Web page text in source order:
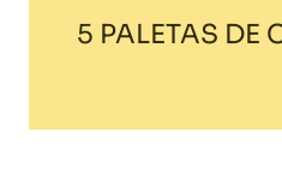
5 PALETAS DE